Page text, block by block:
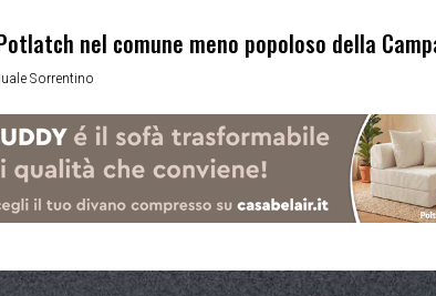
Potlatch nel comune meno popoloso della
Sorrentino